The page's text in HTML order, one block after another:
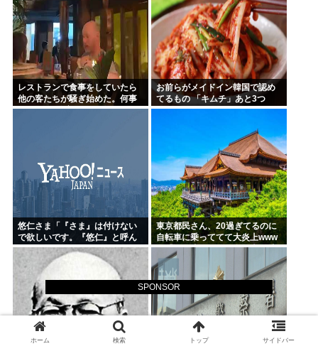
SPONSOR
レストランで食事をしていたら
他の客たちが騒ぎ始めた。何事
かな？ → 珍客が現れました…
お前らがメイドイン韓国で認め
てるもの 「キムチ」あと3つ
は？
悠仁さま「『さま』は付けない
で欲しいです。『悠仁』と呼ん
でください」
東京都民さん、20過ぎてるのに
自転車に乗っててて大炎上www
女「いい歳した男で自転車に乗
るのは知的障がい者だけだよ？
ホーム 検索 トップ サイドバー